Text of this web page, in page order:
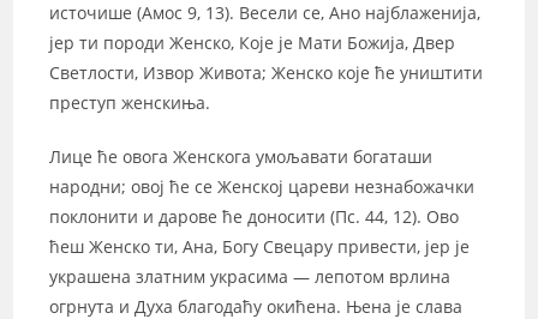
источише (Амос 9, 13). Весели се, Ано најблаженија,
јер ти породи Женско, Које је Мати Божија, Двер
Светлости, Извор Живота; Женско које ће уништити
преступ женскиња.
Лице ће овога Женскога умољавати богаташи
народни; овој ће се Женској цареви незнабожачки
поклонити и дарове ће доносити (Пс. 44, 12). Ово
ћеш Женско ти, Ана, Богу Свецару привести, јер је
украшена златним украсима — лепотом врлина
огрнута и Духа благодаћу окићена. Њена је слава